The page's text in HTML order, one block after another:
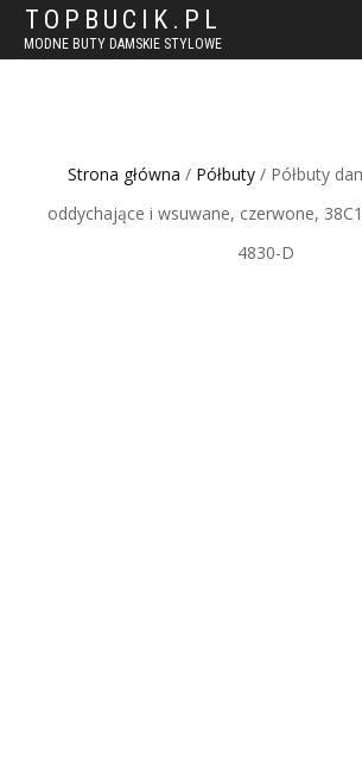
TOPBUCIK.PL
MODNE BUTY DAMSKIE STYLOWE
Strona główna / Półbuty/ Półbuty
oddychające i wsuwane, czerwone,
4830-D